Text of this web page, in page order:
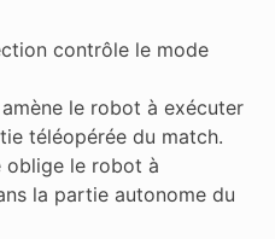
contrôle le mode
le robot à exécuter
téléopérée du match.
oblige le robot à
la partie autonome du